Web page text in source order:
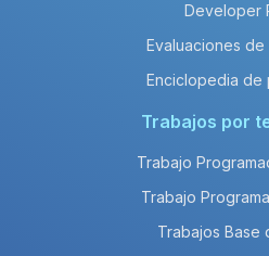
Developer
Evaluaciones de
Enciclopedia de
Trabajos por
Trabajo
Trabajo
Trabajos Base